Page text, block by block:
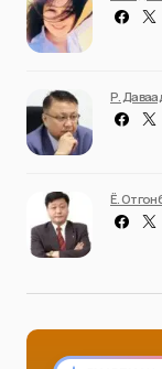
Р.
Ё.